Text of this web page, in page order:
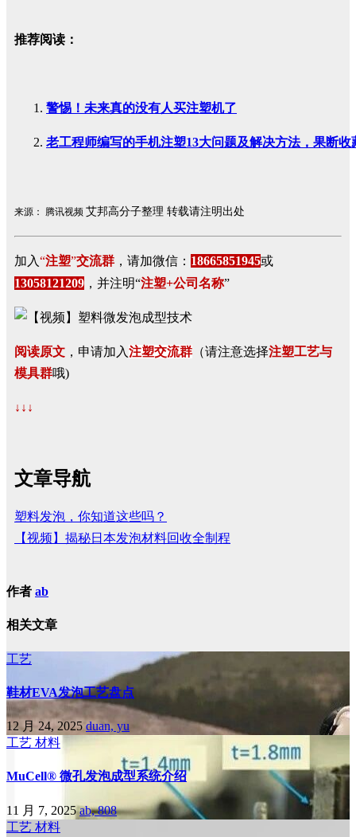
推荐阅读：
警惕！未来真的没有人买注塑机了
老工程师编写的手机注塑13大问题及解决方法，果断收
来源： 腾讯视频 艾邦高分子整理 转载请注明出处
加入“注塑”交流群 ，请加微信： 18665851945或
13058121209 ，并注明“注塑+公司名称”
阅读原文 ，申请加入注塑交流群 （请注意选择注塑工艺与
模具群哦)
↓↓↓
文章导航
塑料发泡，你知道这些吗？
【视频】揭秘日本发泡材料回收全制程
作者 ab
相关文章
工艺
鞋材EVA发泡工艺盘点
12 月 24, 2025 duan, yu
工艺 材料
MuCell® 微孔发泡成型系统介绍
11 月 7, 2025ab, 808
工艺 材料